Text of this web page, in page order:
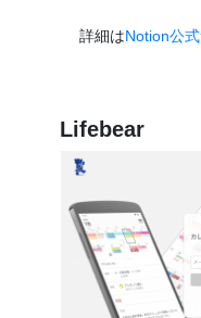
詳細はNotion公
Lifebear